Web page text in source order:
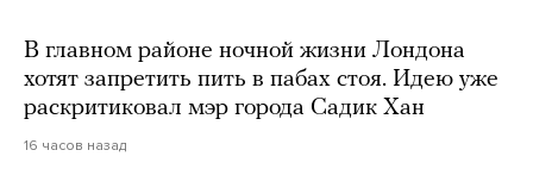
В главном районе ночной жизни Лондона
хотят запретить пить в пабах стоя. Идею уже
раскритиковал мэр города Садик Хан
16 часов назад